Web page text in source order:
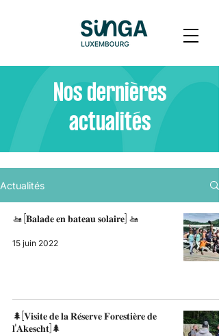
Nos dernières
actualités
Actualités
🚤 [𝐁𝐚𝐥𝐚𝐝𝐞 𝐞𝐧 𝐛𝐚𝐭𝐞𝐚𝐮 𝐬𝐨𝐥𝐚𝐢𝐫𝐞] 🚤
15 juin 2022
🌲[𝐕𝐢𝐬𝐢𝐭𝐞 𝐝𝐞 𝐥𝐚 𝐑𝐞́𝐬𝐞𝐫𝐯𝐞 𝐅𝐨𝐫𝐞𝐬𝐭𝐢𝐞̀𝐫𝐞 𝐝𝐞
𝐥'𝐀𝐤𝐞𝐬𝐜𝐡𝐭]🌲